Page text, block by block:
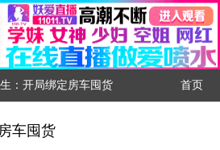
：开局绑定房车囤货 首页
车囤货